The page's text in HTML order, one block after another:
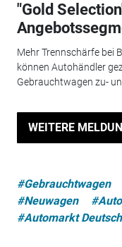
"Gold
Mehr Trennschärfe bei
können Autohändler
Gebrauchtwagen zu-
WEITERE
#Gebrauchtwagen
#Neuwagen
#Automarkt